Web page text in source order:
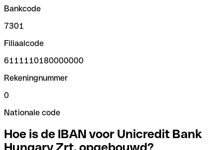
Bankcode
7301
Filiaalcode
6111110180000000
Rekeningnummer
0
Nationale code
Hoe is de IBAN voor Unicredit Bank
Hungary Zrt. opgebouwd?